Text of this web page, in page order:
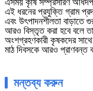
এসময় কৃষি সম্প্রসারণ
এই ধরনের প্রযুক্তি গ্রাম
এবং উৎপাদনশীলতা বাড়াতে
আরও বিস্তৃত করা হবে বলে
অংশগ্রহণকারী কৃষকদের
মাঠ দিবসকে আরও প্রাণবন্ত
মন্তব্য করুন